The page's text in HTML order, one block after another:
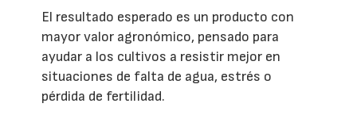
El resultado esperado es un producto con
mayor valor agronómico, pensado para
ayudar a los cultivos a resistir mejor en
situaciones de falta de agua, estrés o
pérdida de fertilidad.